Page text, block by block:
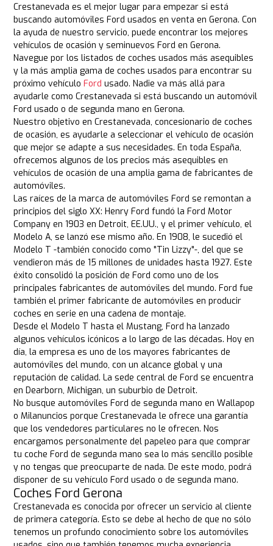
Crestanevada es el mejor lugar para empezar si está
buscando automóviles Ford usados en venta en Gerona. Con
la ayuda de nuestro servicio, puede encontrar los mejores
vehículos de ocasión y seminuevos Ford en Gerona.
Navegue por los listados de coches usados más asequibles
y la más amplia gama de coches usados para encontrar su
próximo vehículoFord usado. Nadie va más allá para
ayudarle como Crestanevada si está buscando un automóvil
Ford usado o de segunda mano en Gerona.
Nuestro objetivo en Crestanevada, concesionario de coches
de ocasión, es ayudarle a seleccionar el vehículo de ocasión
que mejor se adapte a sus necesidades. En toda España,
ofrecemos algunos de los precios más asequibles en
vehículos de ocasión de una amplia gama de fabricantes de
automóviles.
Las raíces de la marca de automóviles Ford se remontan a
principios del siglo XX: Henry Ford fundó la Ford Motor
Company en 1903 en Detroit, EE.UU., y el primer vehículo, el
Modelo A, se lanzó ese mismo año. En 1908, le sucedió el
Modelo T -también conocido como "Tin Lizzy"-, del que se
vendieron más de 15 millones de unidades hasta 1927. Este
éxito consolidó la posición de Ford como uno de los
principales fabricantes de automóviles del mundo. Ford fue
también el primer fabricante de automóviles en producir
coches en serie en una cadena de montaje.
Desde el Modelo T hasta el Mustang, Ford ha lanzado
algunos vehículos icónicos a lo largo de las décadas. Hoy en
día, la empresa es uno de los mayores fabricantes de
automóviles del mundo, con un alcance global y una
reputación de calidad. La sede central de Ford se encuentra
en Dearborn, Michigan, un suburbio de Detroit.
No busque automóviles Ford de segunda mano en Wallapop
o Milanuncios porque Crestanevada le ofrece una garantía
que los vendedores particulares no le ofrecen. Nos
encargamos personalmente del papeleo para que comprar
tu coche Ford de segunda mano sea lo más sencillo posible
y no tengas que preocuparte de nada. De este modo, podrá
disponer de su vehículo Ford usado o de segunda mano.
Coches Ford Gerona
Crestanevada es conocida por ofrecer un servicio al cliente
de primera categoría. Esto se debe al hecho de que no sólo
tenemos un profundo conocimiento sobre los automóviles